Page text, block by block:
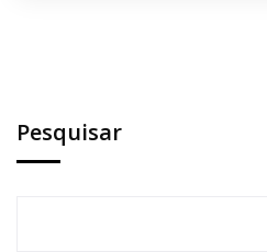
Pesquisar